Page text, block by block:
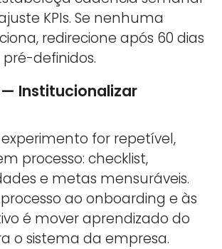
KPIs. Se nenhuma
redirecione após 60 dias
definidos.
Institucionalizar
for repetível,
processo: checklist,
e metas mensuráveis.
ao onboarding e às
é mover aprendizado do
o sistema da empresa.